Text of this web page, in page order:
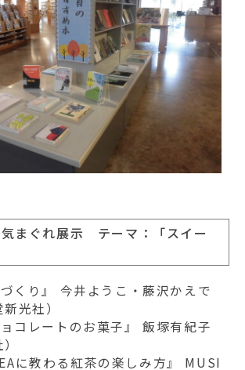
まぐれ展示 テーマ：「スイー
づくり』 今井ようこ・藤沢かえで
光社）
ョコレートのお菓子』 飯塚有紀子
に教わる紅茶の楽しみ方』 MUSI